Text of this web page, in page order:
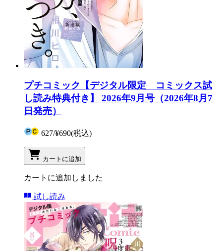
プチコミック【デジタル限定 コミックス試
し読み特典付き】 2026年9月号（2026年8月7
日発売）
627/¥690(税込)
カートに追加
カートに追加しました
試し読み